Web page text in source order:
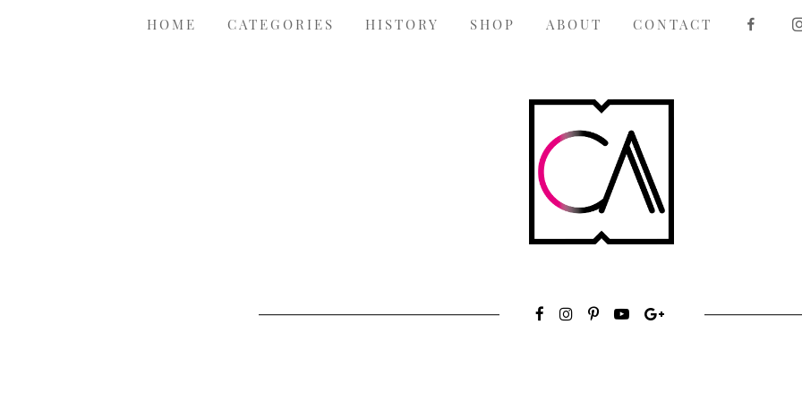
HOME CATEGORIES HISTORY SHOP ABOUT CONTACT